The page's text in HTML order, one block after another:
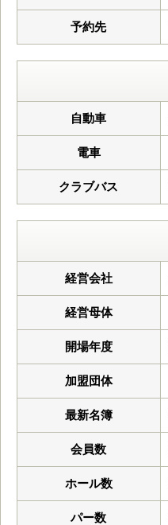
予約先
自動車
電車
クラブバス
経営会社
経営母体
開場年度
加盟団体
最新名簿
会員数
ホール数
パー数